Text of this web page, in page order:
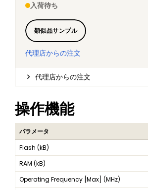
入荷待ち
類似品サンプル
代理店からの注文
代理店からの注文
操作機能
パラメータ
Flash (kB)
RAM (kB)
Operating Frequency [Max] (MHz)